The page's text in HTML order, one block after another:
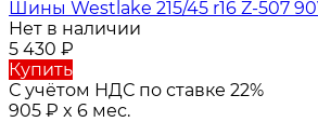
Шины Westlake 215/45 r16 Z-507
Нет в наличии
5 430 ₽
Купить
С учётом НДС по ставке 22%
905 ₽ x 6 мес.